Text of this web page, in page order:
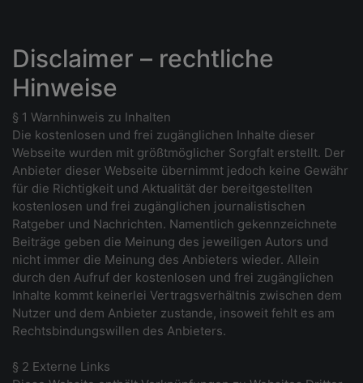
Disclaimer – rechtliche
Hinweise
§ 1 Warnhinweis zu Inhalten
Die kostenlosen und frei zugänglichen Inhalte dieser
Webseite wurden mit größtmöglicher Sorgfalt erstellt. Der
Anbieter dieser Webseite übernimmt jedoch keine Gewähr
für die Richtigkeit und Aktualität der bereitgestellten
kostenlosen und frei zugänglichen journalistischen
Ratgeber und Nachrichten. Namentlich gekennzeichnete
Beiträge geben die Meinung des jeweiligen Autors und
nicht immer die Meinung des Anbieters wieder. Allein
durch den Aufruf der kostenlosen und frei zugänglichen
Inhalte kommt keinerlei Vertragsverhältnis zwischen dem
Nutzer und dem Anbieter zustande, insoweit fehlt es am
Rechtsbindungswillen des Anbieters.
§ 2 Externe Links